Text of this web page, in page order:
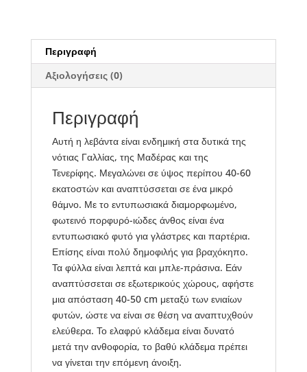
Περιγραφή
Αξιολογήσεις (0)
Περιγραφή
Αυτή η λεβάντα είναι ενδημική στα δυτικά της
νότιας Γαλλίας, της Μαδέρας και της
Τενερίφης. Μεγαλώνει σε ύψος περίπου 40-60
εκατοστών και αναπτύσσεται σε ένα μικρό
θάμνο. Με το εντυπωσιακά διαμορφωμένο,
φωτεινό πορφυρό-ιώδες άνθος είναι ένα
εντυπωσιακό φυτό για γλάστρες και παρτέρια.
Επίσης είναι πολύ δημοφιλής για βραχόκηπο.
Τα φύλλα είναι λεπτά και μπλε-πράσινα. Εάν
αναπτύσσεται σε εξωτερικούς χώρους, αφήστε
μια απόσταση 40-50 cm μεταξύ των ενιαίων
φυτών, ώστε να είναι σε θέση να αναπτυχθούν
ελεύθερα. Το ελαφρύ κλάδεμα είναι δυνατό
μετά την ανθοφορία, το βαθύ κλάδεμα πρέπει
να γίνεται την επόμενη άνοιξη.